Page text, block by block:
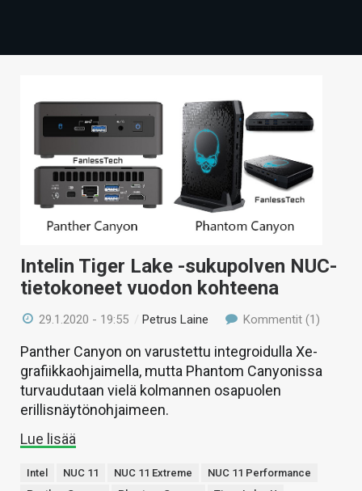
TECHBBS
KAUPPA
VAIHDA TEEMA
HAKU
Intelin Tiger Lake -sukupolven NUC-
tietokoneet vuodon kohteena
29.1.2020 - 19:55 /Petrus Laine Kommentit (1)
Panther Canyon on varustettu integroidulla Xe-
grafiikkaohjaimella, mutta Phantom Canyonissa
turvaudutaan vielä kolmannen osapuolen
erillisnäytönohjaimeen.
Lue lisää
Intel NUC 11 NUC 11 Extreme
NUC 11 Performance